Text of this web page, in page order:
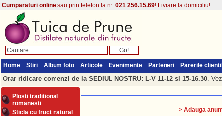
Cumparaturi online sau prin telefon la nr: 021 256.15.69! Livrare la domiciliu!
Home Stiri Album foto Articole Evenimente Parteneri Parerile
Orar ridicare comenzi de la SEDIUL NOSTRU: L-V 11-12 si 15-16.30.
Plosti traditional
romanesti
Sticla cu fruct natural
> Adauga